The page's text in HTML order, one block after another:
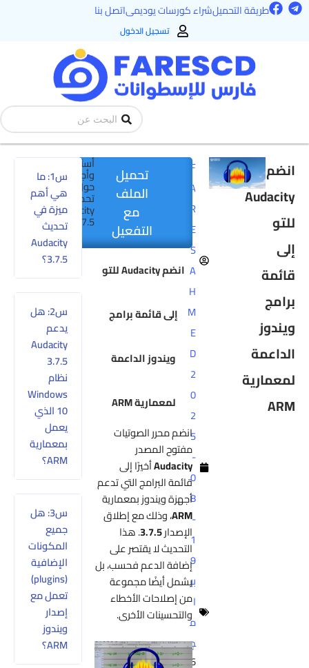
طريقة التحميلشراء كورسات يوديمىاتصل بنا T
e
F
a تسجيل الدخول
Search
انضم
Audacity
للتو
إلى
قائمة
برامج
ويندوز
الداعمة
لمعمارية
ARM
A
M
0
م
تحميل
الملف
مع
التفعيل
انضمAudacityللتو
إلى قائمة برامج
ويندوزالداعمة
لمعماريةARM
انضم محرر الصوتيات
مفتوح المصدر
Audacityأخيرًا إلى
قائمة البرامج التي تدعم
أجهزة ويندوز بمعمارية
ARM، وذلك مع إطلاق
الإصدار3.7.5. هذا
التحديث لا يقتصر على
إضافة الدعم فحسب، بل
يشمل أيضًا مجموعة
من إصلاحات الأخطاء
والتحسينات الأخرى.
أسئلة
وأجوبة
حول
تحديث
Audacity
3.7.5
س1: ما
هي أهم
ميزة في
تحديث
Audacity
3.7.5؟
س2: هل
يدعم
Audacity
3.7.5
نظام
Windows
10 الذي
يعمل
بمعمارية
ARM؟
س3: هل
جميع
المكونات
الإضافية
(plugins)
تعمل مع
إصدار
ويندوز
ARM؟